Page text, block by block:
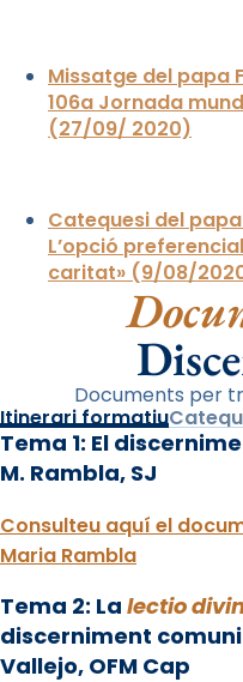
Missatge del papa
106a Jornada
(27/09/ 2020)
Catequesi del
L’opció
caritat» (9/08/
Documents per
Itinerari formatiu
Tema 1: El
M. Rambla, SJ
Consulteu aquí el
Maria Rambla
Tema 2: La lectio
discerniment
Vallejo, OFM Cap